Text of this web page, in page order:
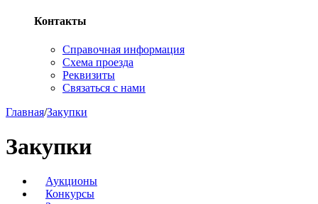
Контакты
Справочная информация
Схема проезда
Реквизиты
Связаться с нами
Главная/Закупки
Закупки
Аукционы
Конкурсы